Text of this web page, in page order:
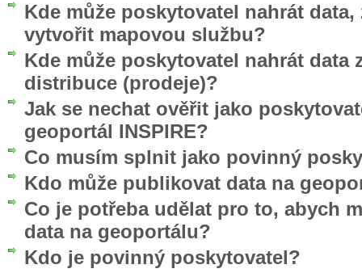
Kde může poskytovatel nahrát data,
vytvořit mapovou službu?
Kde může poskytovatel nahrát data
distribuce (prodeje)?
Jak se nechat ověřit jako
geoportál INSPIRE?
Co musím splnit jako povinný
Kdo může publikovat data na
Co je potřeba udělat pro to, abych
data na geoportálu?
Kdo je povinný poskytovatel?